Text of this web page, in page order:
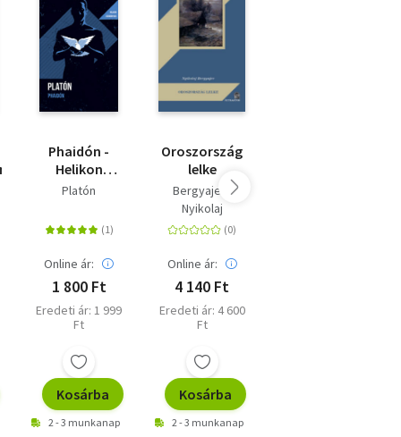
Phaidón -
Helikon
Zsebkönyvek
Platón
Online ár:
1 800 Ft
Eredeti ár: 1 999
Ft
Kosárba
2 - 3 munkanap
Oroszország
lelke
Bergyajev,
Nyikolaj
Online ár:
4 140 Ft
Eredeti ár: 4 600
Ft
Kosárba
2 - 3 munkanap